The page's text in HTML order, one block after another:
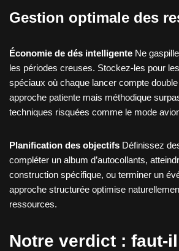
Gestion optimale des
Économie de dés intelligente Ne
les périodes creuses. Stockez-les pour
spéciaux où chaque lancer compte
approche patiente mais méthodique
techniques risquées comme le mode
Planification des objectifs Définissez
compléter un album d’autocollants,
construction spécifique, ou terminer un
approche structurée optimise
ressources.
Notre verdict : faut-